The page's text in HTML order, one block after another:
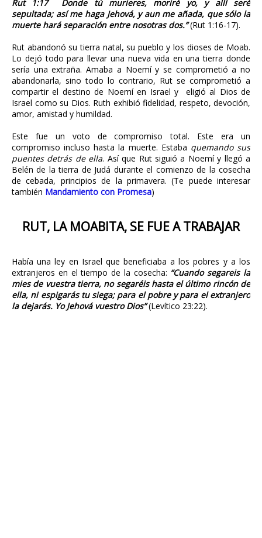
Rut 1:17 Donde tú murieres, moriré yo, y allí seré
sepultada; así me haga Jehová, y aun me añada, que sólo la
muerte hará separación entre nosotras dos.”(Rut 1:16-17).
Rut abandonó su tierra natal, su pueblo y los dioses de Moab.
Lo dejó todo para llevar una nueva vida en una tierra donde
sería una extraña. Amaba a Noemí y se comprometió a no
abandonarla, sino todo lo contrario, Rut se comprometió a
compartir el destino de Noemí en Israel y eligió al Dios de
Israel como su Dios. Ruth exhibió fidelidad, respeto, devoción,
amor, amistad y humildad.
Este fue un voto de compromiso total. Este era un
compromiso incluso hasta la muerte. Estaba quemando sus
puentes detrás de ella. Así que Rut siguió a Noemí y llegó a
Belén de la tierra de Judá durante el comienzo de la cosecha
de cebada, principios de la primavera. (Te puede interesar
también Mandamiento con Promesa)
RUT, LA MOABITA, SE FUE A TRABAJAR
Había una ley en Israel que beneficiaba a los pobres y a los
extranjeros en el tiempo de la cosecha: “Cuando segareis la
mies de vuestra tierra, no segaréis hasta el último rincón de
ella, ni espigarás tu siega; para el pobre y para el extranjero
la dejarás. Yo Jehová vuestro Dios”(Levítico 23:22).